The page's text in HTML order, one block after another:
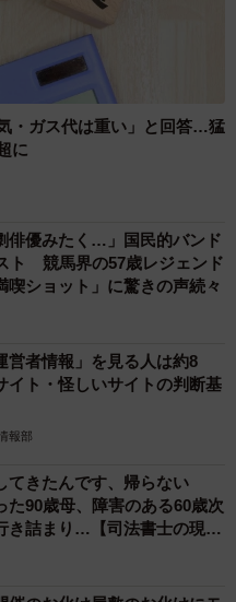
・ガス代は重い」と回答…猛
に
俳優みたく…」国民的バンド
ト 競馬界の57歳レジェンド
喫ショット」に驚きの声続々
営者情報」を見る人は約8
ト・怪しいサイトの判断基
報部
てきたんです、帰らない
90歳母、障害のある60歳次
き詰まり…【司法書士の現場